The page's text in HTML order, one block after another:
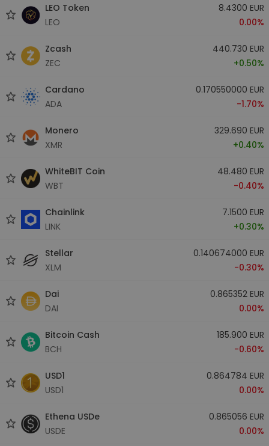
LEO Token
LEO
8.4300 EUR
0.00%
Zcash
ZEC
440.730 EUR
+0.50%
Cardano
ADA
0.170550000 EUR
-1.70%
Monero
XMR
329.690 EUR
+0.40%
WhiteBIT Coin
WBT
48.480 EUR
-0.40%
Chainlink
LINK
7.1500 EUR
+0.30%
Stellar
XLM
0.140674000 EUR
-0.30%
Dai
DAI
0.865352 EUR
0.00%
Bitcoin Cash
BCH
185.900 EUR
-0.60%
USD1
USD1
0.864784 EUR
0.00%
Ethena USDe
USDE
0.865056 EUR
0.00%